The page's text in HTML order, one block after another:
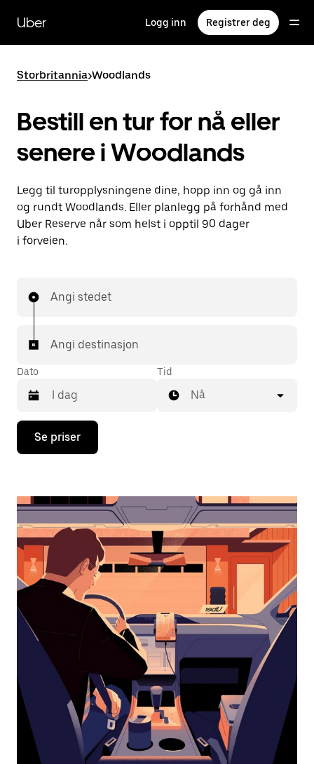
hovedinnholdet
Uber Logg inn Registrer deg
Storbritannia>Woodlands
Bestill en tur for nå eller
senere i Woodlands
Legg til turopplysningene dine, hopp inn og gå inn
og rundt Woodlands. Eller planlegg på forhånd med
Uber Reserve når som helst i opptil 90 dager
i forveien.
Angi stedet
Angi destinasjon
Dato
Trykk
piltast
åpne
og
velge
dato.
Trykk
på
Esc-
knappen
kalenderen.
Tid
Nå
Se priser